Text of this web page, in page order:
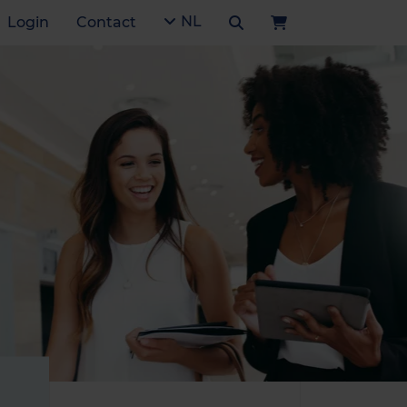
Login Contact NL